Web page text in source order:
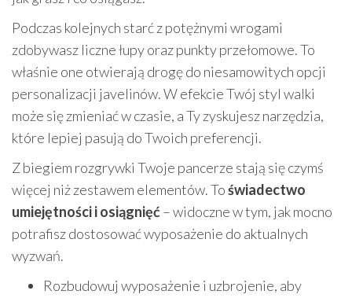
Podczas kolejnych starć z potężnymi wrogami
zdobywasz liczne łupy oraz punkty przełomowe. To
właśnie one otwierają drogę do niesamowitych opcji
personalizacji javelinów. W efekcie Twój styl walki
może się zmieniać w czasie, a Ty zyskujesz narzędzia,
które lepiej pasują do Twoich preferencji.
Z biegiem rozgrywki Twoje pancerze stają się czymś
więcej niż zestawem elementów. Toświadectwo
umiejętności i osiągnięć– widoczne w tym, jak mocno
potrafisz dostosować wyposażenie do aktualnych
wyzwań.
Rozbudowuj wyposażenie i uzbrojenie, aby